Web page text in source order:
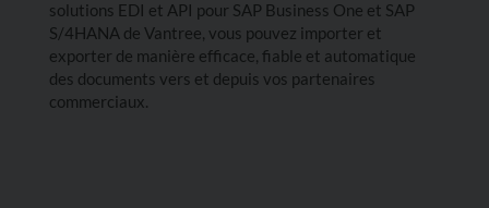
solutions EDI et API pour SAP Business One et SAP
S/4HANA de Vantree, vous pouvez importer et
exporter de manière efficace, fiable et automatique
des documents vers et depuis vos partenaires
commerciaux.